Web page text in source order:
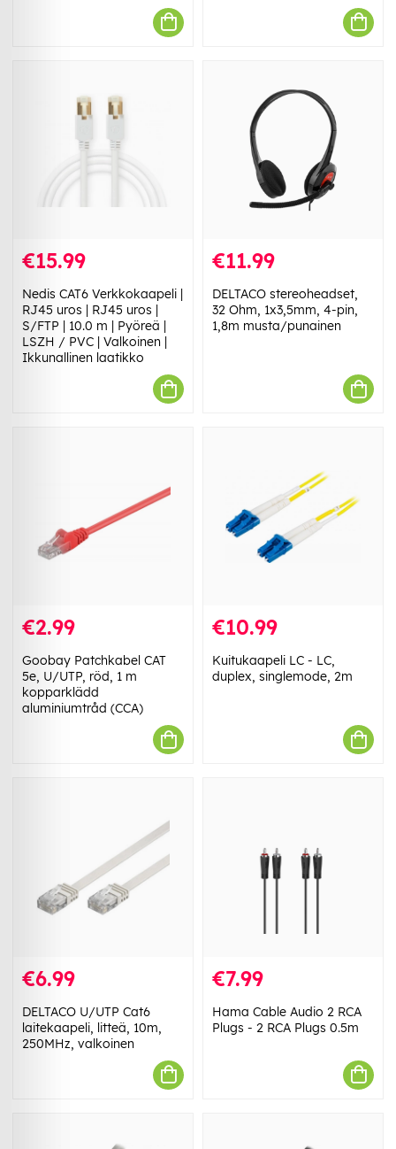
€15.99
Nedis CAT6 Verkkokaapeli |
RJ45 uros | RJ45 uros |
S/FTP | 10.0 m | Pyöreä |
LSZH / PVC | Valkoinen |
Ikkunallinen laatikko
€11.99
DELTACO stereoheadset,
32 Ohm, 1x3,5mm, 4-pin,
1,8m musta/punainen
€2.99
Goobay Patchkabel CAT
5e, U/UTP, röd, 1 m
kopparklädd
aluminiumtråd (CCA)
€10.99
Kuitukaapeli LC - LC,
duplex, singlemode, 2m
€6.99
DELTACO U/UTP Cat6
laitekaapeli, litteä, 10m,
250MHz, valkoinen
€7.99
Hama Cable Audio 2 RCA
Plugs - 2 RCA Plugs 0.5m